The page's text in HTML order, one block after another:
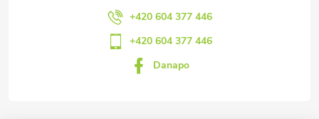
+420 604 377 446
+420 604 377 446
Danapo